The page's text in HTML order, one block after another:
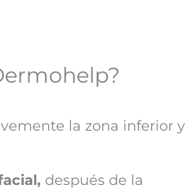
la zona inferior y
después de la